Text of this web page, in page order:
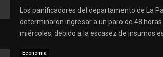
Los panificadores del departamento de La
determinaron ingresar a un paro de 48
miércoles, debido a la escasez de insumos
Economia